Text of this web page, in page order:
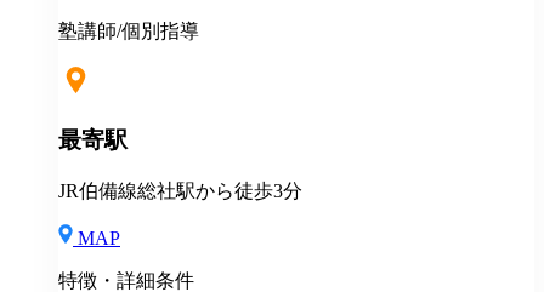
あり(社会人講師で月87時間以上の勤務がある方が対
塾講師/個別指導
最寄駅
JR伯備線総社駅から徒歩3分
MAP
特徴・詳細条件